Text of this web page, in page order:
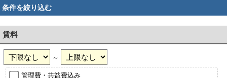
条件を絞り込む
賃料
～
管理費・共益費込み